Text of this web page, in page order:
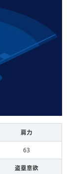
肩力
63
盗塁意欲